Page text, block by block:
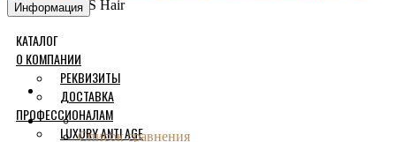
Информация
КАТАЛОГ
О КОМПАНИИ
РЕКВИЗИТЫ
ДОСТАВКА
ПРОФЕССИОНАЛАМ
LUXURY ANTI AGE
Список сравнения